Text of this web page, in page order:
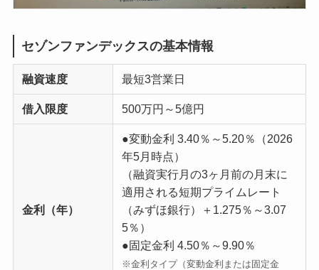
セゾンファンデックスの基本情報
融資速度 最短3営業日
借入限度 500万円～5億円
金利（年）
●変動金利 3.40％～5.20％（2026
年5月時点）
（融資実行月の3ヶ月前の月末に
適用される短期プライムレート
（みずほ銀行）＋1.275％～3.07
5％）
●固定金利 4.50％～9.90％
※金利タイプ（変動金利または固定金